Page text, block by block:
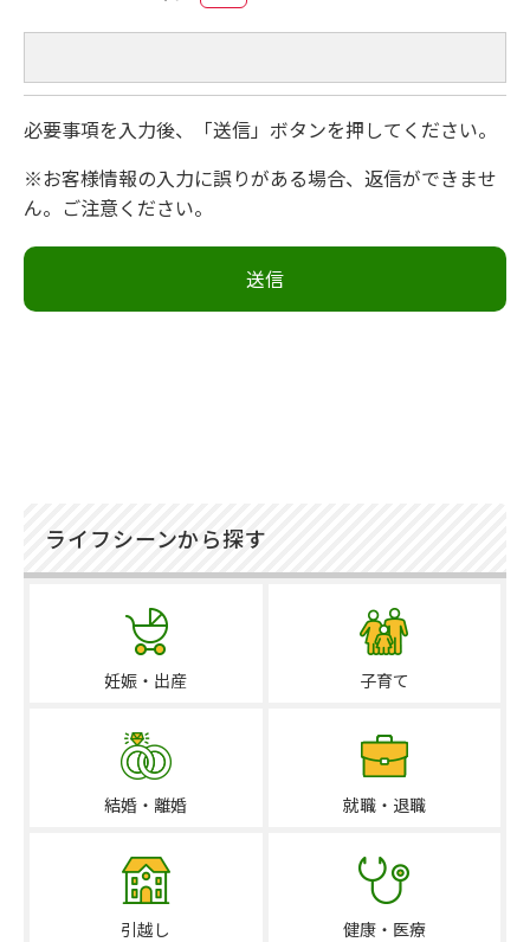
必要事項を入力後、「送信」ボタンを押してください。
※お客様情報の入力に誤りがある場合、返信ができませ
ん。ご注意ください。
ライフシーンから探す
妊娠・出産 子育て
結婚・離婚 就職・退職
引越し 健康・医療